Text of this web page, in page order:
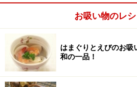
ワンポイントアドバイス
塩昆布によって塩分が変わります
お吸い物のレ
はまぐりとえびのお
和の一品！